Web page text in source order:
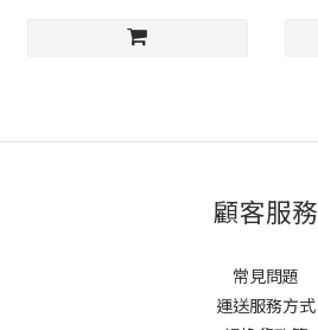
顧客服務
常見問題
運送服務方式